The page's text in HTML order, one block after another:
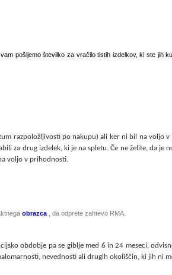
pošljemo številko za vračilo tistih izdelkov, ki ste jih
razpoložljivosti po nakupu) ali ker ni bil na voljo v
za drug izdelek, ki je na spletu. Če ne želite, da je
voljo v prihodnosti.
obrazca , da odprete zahtevo RMA.
obdobje pa se giblje med 6 in 24 meseci,
nevednosti ali drugih okoliščin, ki jih ni